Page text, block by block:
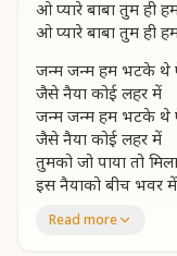
ओ प्यारे बाबा तुम ही
ओ प्यारे बाबा तुम ही
जन्म जन्म हम भटके थे
जैसे नैया कोई लहर में
जन्म जन्म हम भटके थे
जैसे नैया कोई लहर में
तुमको जो पाया तो
इस नैयाको बीच भवर में
Read more